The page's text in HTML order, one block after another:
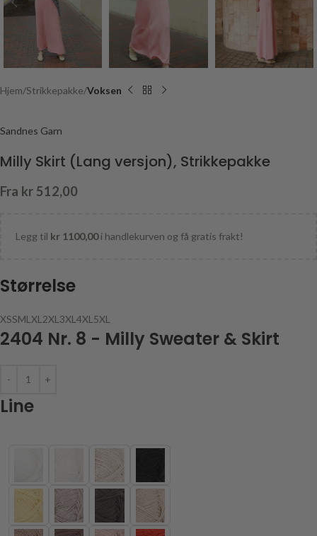
Hjem Strikkepakke Voksen
Sandnes Garn
Milly Skirt (Lang versjon), Strikkepakke
Fra kr 512,00
Legg til kr 1100,00i handlekurven og få gratis frakt!
Størrelse
XSSML XL 2XL 3XL 4XL 5XL
2404 Nr. 8 - Milly Sweater & Skirt
Line